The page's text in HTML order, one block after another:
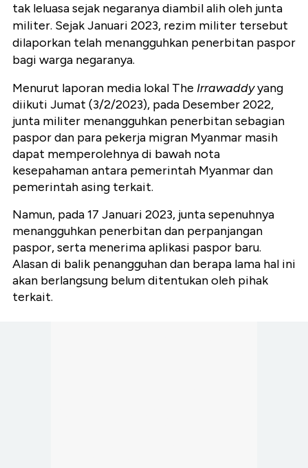
tak leluasa sejak negaranya diambil alih oleh junta
militer. Sejak Januari 2023, rezim militer tersebut
dilaporkan telah menangguhkan penerbitan paspor
bagi warga negaranya.
Menurut laporan media lokal The Irrawaddyyang
diikuti Jumat (3/2/2023), pada Desember 2022,
junta militer menangguhkan penerbitan sebagian
paspor dan para pekerja migran Myanmar masih
dapat memperolehnya di bawah nota
kesepahaman antara pemerintah Myanmar dan
pemerintah asing terkait.
Namun, pada 17 Januari 2023, junta sepenuhnya
menangguhkan penerbitan dan perpanjangan
paspor, serta menerima aplikasi paspor baru.
Alasan di balik penangguhan dan berapa lama hal ini
akan berlangsung belum ditentukan oleh pihak
terkait.